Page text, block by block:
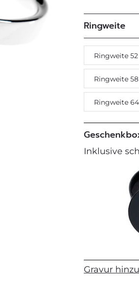
Ringweite
Ringweite 52
Ringweite 58
Ringweite 64
Inklusive
Gravur